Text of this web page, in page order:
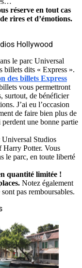
réserve en tout cas
rires et d’émotions.
Hollywood
le parc Universal
billets dits « Express ».
des billets Express
vous permettront
surtout, de bénéficier
J’ai eu l’occasion
de faire bien plus de
une bonne partie
Universal Studios
Potter. Vous
le parc, en toute liberté
quantité limitée !
Notez également
pas remboursables.